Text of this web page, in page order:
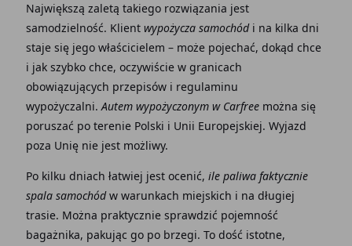
Największą zaletą takiego rozwiązania jest
samodzielność. Klient wypożycza samochódi na kilka dni
staje się jego właścicielem – może pojechać, dokąd chce
i jak szybko chce, oczywiście w granicach
obowiązujących przepisów i regulaminu
wypożyczalni.Autem wypożyczonym w Carfreemożna się
poruszać po terenie Polski i Unii Europejskiej. Wyjazd
poza Unię nie jest możliwy.
Po kilku dniach łatwiej jest ocenić, ile paliwa faktycznie
spala samochódw warunkach miejskich i na długiej
trasie. Można praktycznie sprawdzić pojemność
bagażnika, pakując go po brzegi. To dość istotne,